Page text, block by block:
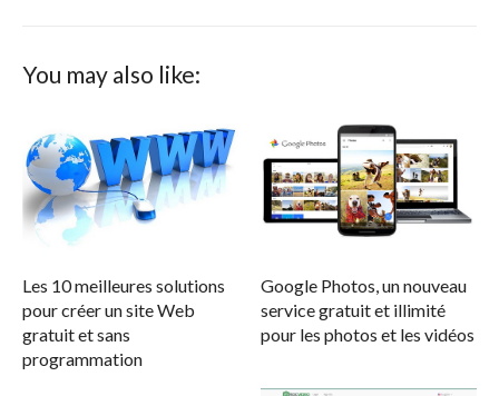
You may also like:
Les 10 meilleures solutions
pour créer un site Web
gratuit et sans
programmation
Google Photos, un nouveau
service gratuit et illimité
pour les photos et les vidéos